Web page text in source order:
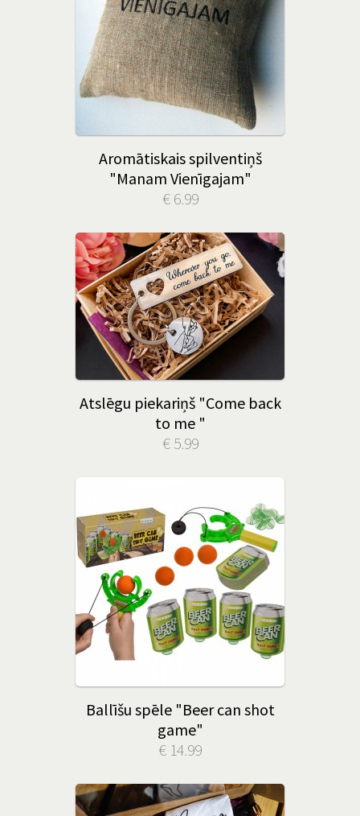
Aromātiskais spilventiņš
"Manam Vienīgajam"
€ 6.99
Atslēgu piekariņš "Come back
to me "
€ 5.99
Ballīšu spēle "Beer can shot
game"
€ 14.99